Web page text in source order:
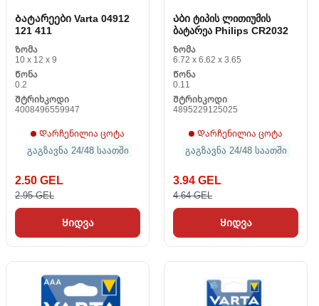
Ბატარეები Varta 04912
121 411
Ზომა
10 x 12 x 9
Წონა
0.2
Შტრიხკოდი
4008496559947
Დარჩენილია ცოტა
გაგზავნა 24/48 საათში
2.50 GEL
2.95 GEL
Ყიდვა
Აბი ტიპის ლითიუმის
ბატარეა Philips CR2032
Ზომა
6.72 x 6.62 x 3.65
Წონა
0.11
Შტრიხკოდი
4895229125025
Დარჩენილია ცოტა
გაგზავნა 24/48 საათში
3.94 GEL
4.64 GEL
Ყიდვა